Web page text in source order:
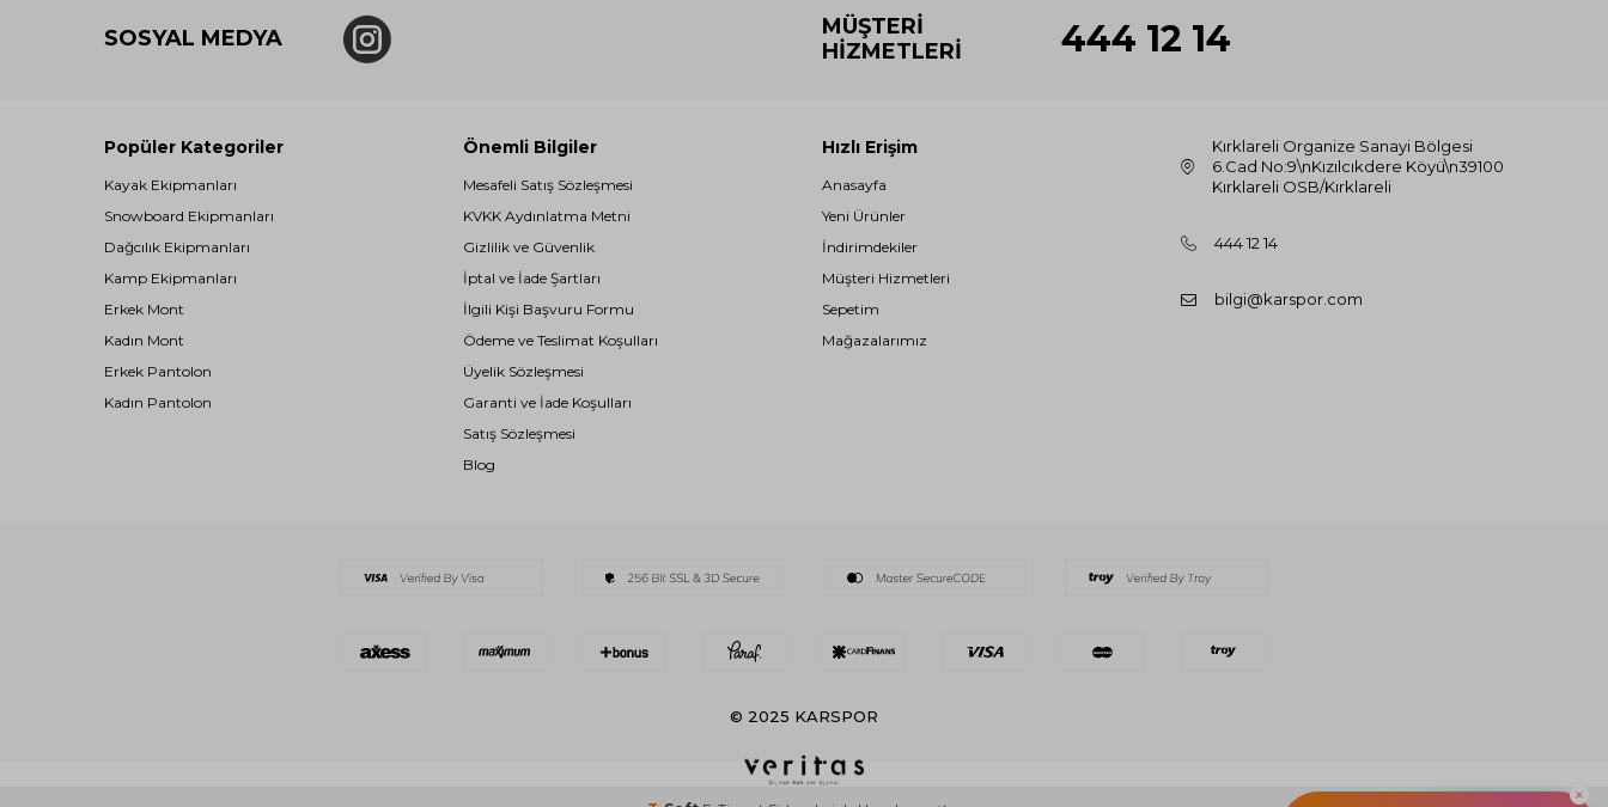
SOSYAL MEDYA
MÜŞTERI
HIZMETLERI
444 12 14
Popüler Kategoriler
Kayak Ekipmanları
Snowboard Ekipmanları
Dağcılık Ekipmanları
Kamp Ekipmanları
Erkek Mont
Kadın Mont
Erkek Pantolon
Kadın Pantolon
Önemli Bilgiler
Mesafeli Satış Sözleşmesi
KVKK Aydınlatma Metni
Gizlilik ve Güvenlik
İptal ve İade Şartları
İlgili Kişi Başvuru Formu
Ödeme ve Teslimat Koşulları
Üyelik Sözleşmesi
Garanti ve İade Koşulları
Satış Sözleşmesi
Blog
Hızlı Erişim
Anasayfa
Yeni Ürünler
İndirimdekiler
Müşteri Hizmetleri
Sepetim
Mağazalarımız
Kırklareli Organize Sanayi Bölgesi
6.Cad No:9\nKızılcıkdere Köyü\n39100
Kırklareli OSB/Kırklareli
444 12 14
bilgi@karspor.com
© 2025 KARSPOR